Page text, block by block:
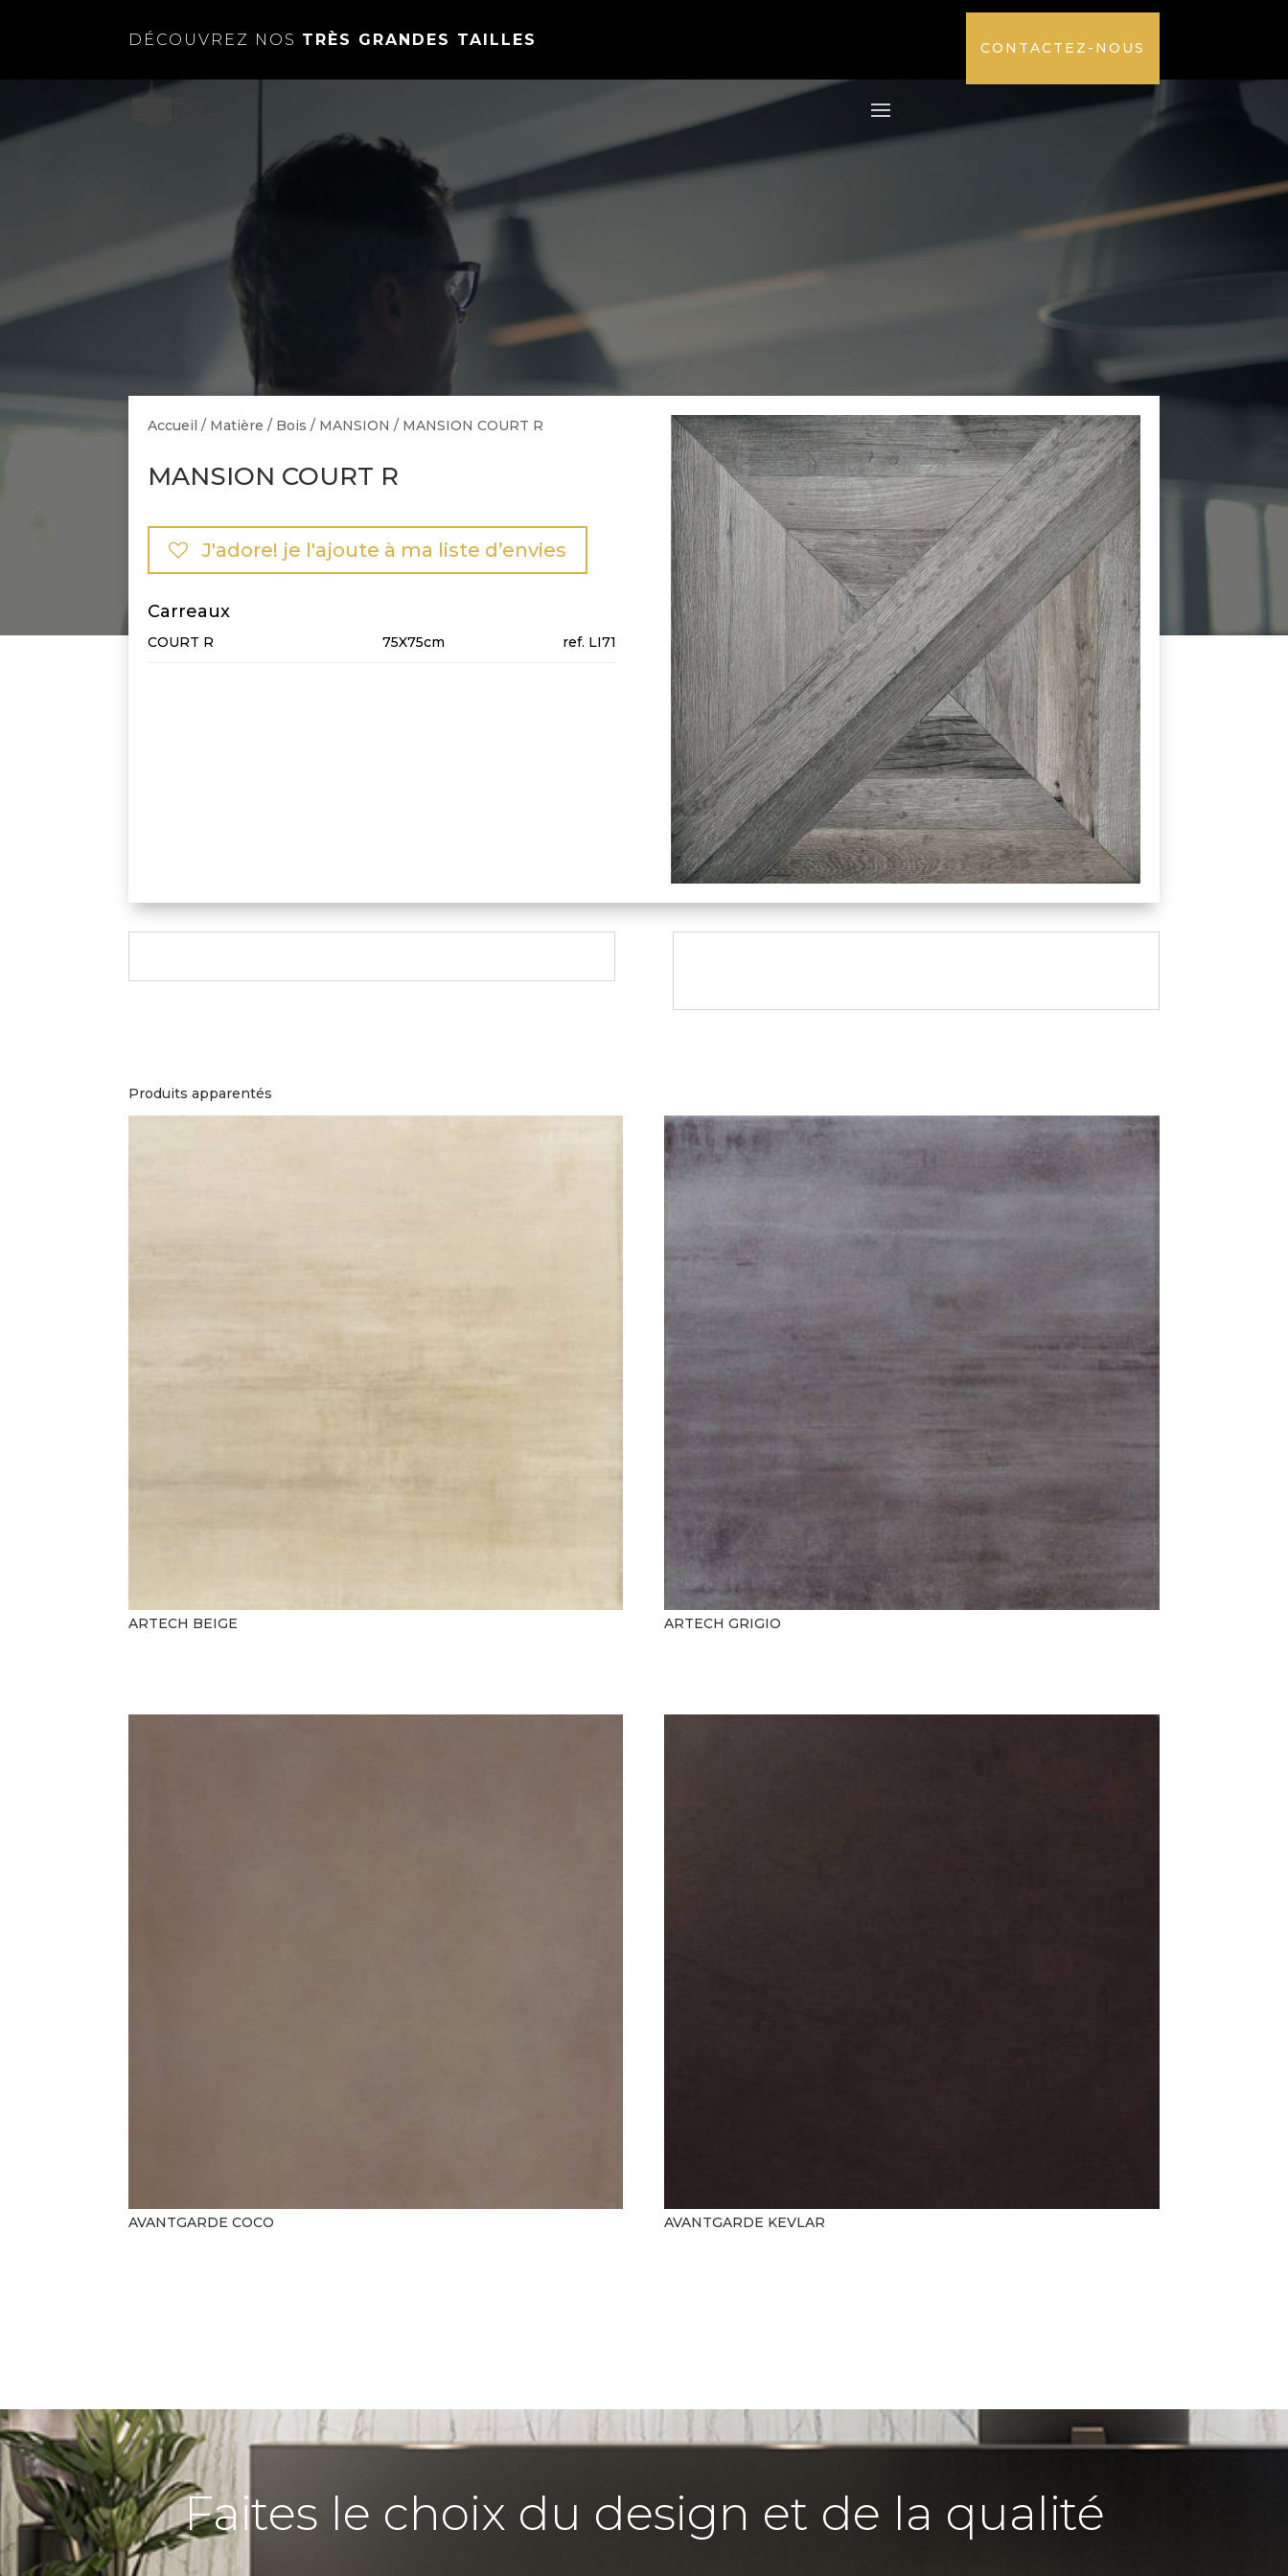
DÉCOUVREZ NOS TRÈS GRANDES TAILLES CONTACTEZ-NOUS
Accueil / Matière / Bois / MANSION / MANSION COURT R
MANSION COURT R
J'adore! je l'ajoute à ma liste d’envies
Carreaux
COURT R 75X75cm LI71
Produits apparentés
ARTECH BEIGE ARTECH GRIGIO
AVANTGARDE COCO AVANTGARDE KEVLAR
Faites le choix du design et de la qualité